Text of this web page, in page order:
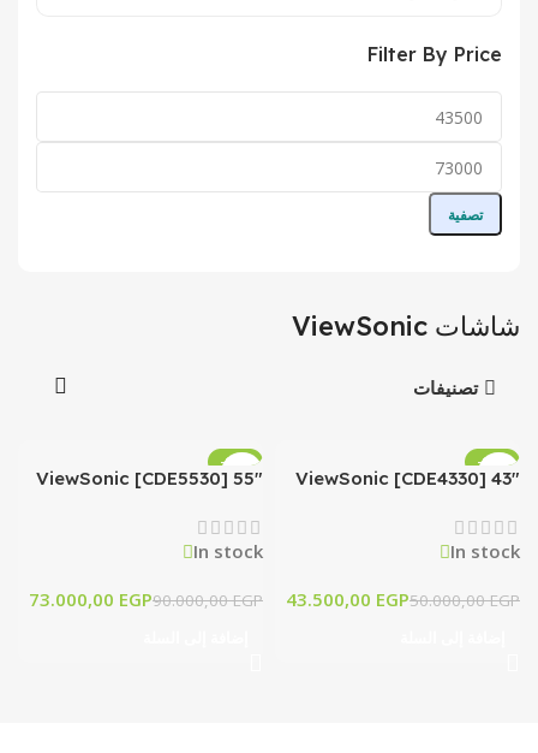
Filter By Price
تصفية
شاشات ViewSonic
تصنيفات
-13%
ViewSonic [CDE4330] 43″
In stock
50.000,00EGP
43.500,00 EGP
-19%
ViewSonic [CDE5530] 55″
In stock
90.000,00EGP
73.000,00 EGP